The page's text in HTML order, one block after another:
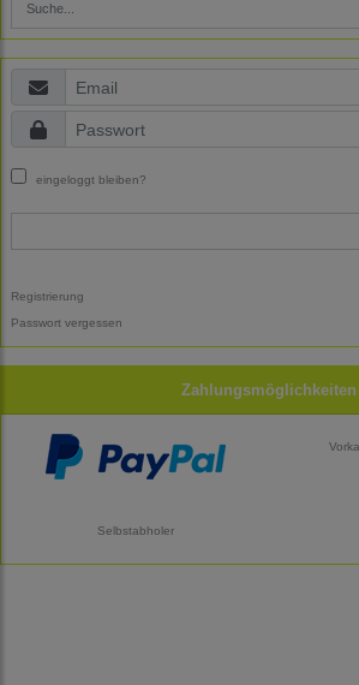
eingeloggt bleiben?
Registrierung
Passwort vergessen
Zahlungsmöglichkeiten
Selbstabholer